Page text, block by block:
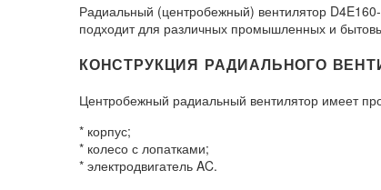
Радиальный (центробежный) вентилятор
подходит для различных промышленных и
КОНСТРУКЦИЯ РАДИАЛЬНОГО
Центробежный радиальный вентилятор имеет
* корпус;
* колесо с лопатками;
* электродвигатель AC.